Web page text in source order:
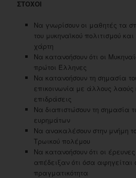
ΣΤΟΧΟΙ
Να γνωρίσουν οι μαθητές τα
του μυκηναϊκού πολιτισμού
χάρτη
Να κατανοήσουν ότι οι
πρώτοι Έλληνες
Να κατανοήσουν τη σημασία
επικοινωνία με άλλους λαούς
επιδράσεις
Να διαπιστώσουν τη σημασία
ευρημάτων
Να ανακαλέσουν στην μνήμη
Τρωικού πολέμου
Να κατανοήσουν ότι οι
απέδειξαν ότι όσα αφηγείται
πραγματικότητα